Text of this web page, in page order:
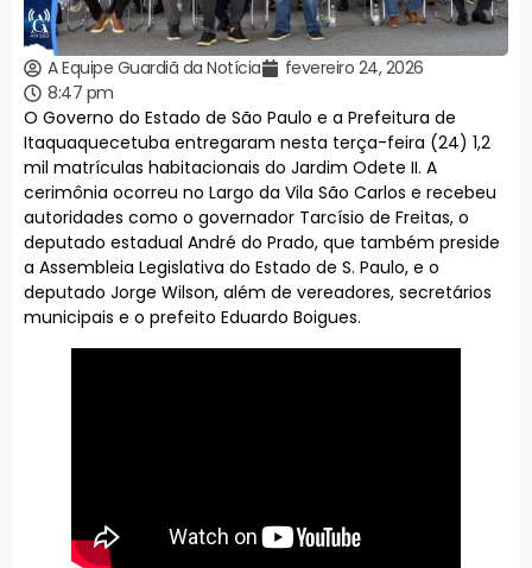
A Equipe Guardiã da Notícia
fevereiro 24, 2026
8:47 pm
O Governo do Estado de São Paulo e a Prefeitura de
Itaquaquecetuba entregaram nesta terça-feira (24) 1,2
mil matrículas habitacionais do Jardim Odete II. A
cerimônia ocorreu no Largo da Vila São Carlos e recebeu
autoridades como o governador Tarcísio de Freitas, o
deputado estadual André do Prado, que também preside
a Assembleia Legislativa do Estado de S. Paulo, e o
deputado Jorge Wilson, além de vereadores, secretários
municipais e o prefeito Eduardo Boigues.